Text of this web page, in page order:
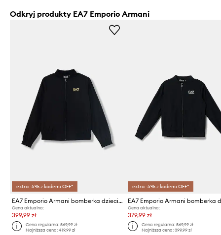
Odkryj produkty EA7 Emporio Armani
extra -5% z kodem: OFF*
EA7 Emporio Armani bomberka dziecięca
Cena aktualna:
399,99 zł
Cena regularna:569,99 zł
Najniższa cena:419,99 zł
extra -5% z kodem: OFF*
Cena aktualna:
379,99 zł
Cena regularna: 569,99 zł
Najniższa cena: 399,99 zł